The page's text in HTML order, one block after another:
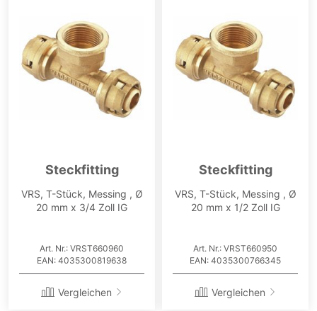
Steckfitting
VRS, T-Stück, Messing , Ø
20 mm x 3/4 Zoll IG
Art. Nr.: VRST660960
EAN: 4035300819638
Vergleichen
Steckfitting
VRS, T-Stück, Messing , Ø
20 mm x 1/2 Zoll IG
Art. Nr.: VRST660950
EAN: 4035300766345
Vergleichen